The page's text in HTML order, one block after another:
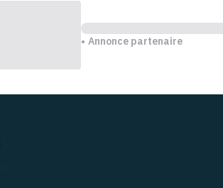
Annonce partenaire